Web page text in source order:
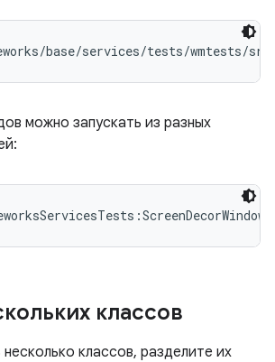
base/services/tests/wmtests/src/
можно запускать из разных
классов
классов, разделите их